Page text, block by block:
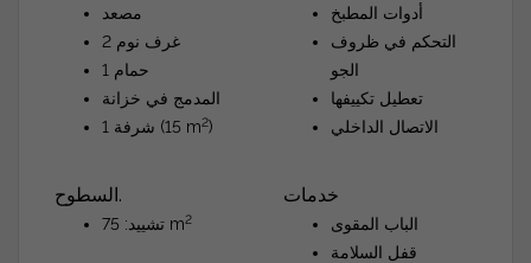
مصعد
غرف نوم 2
حمام 1
المدمج في خزانة
شرفة 1 (15 m2)
السطوح.
تشييد: 75 m2
أدوات المطبخ
التحكم في ظروف
الجو
تعطيل تكييفها
الاتصال الداخلي
خدمات
الباب المقوى
قفل السلامة